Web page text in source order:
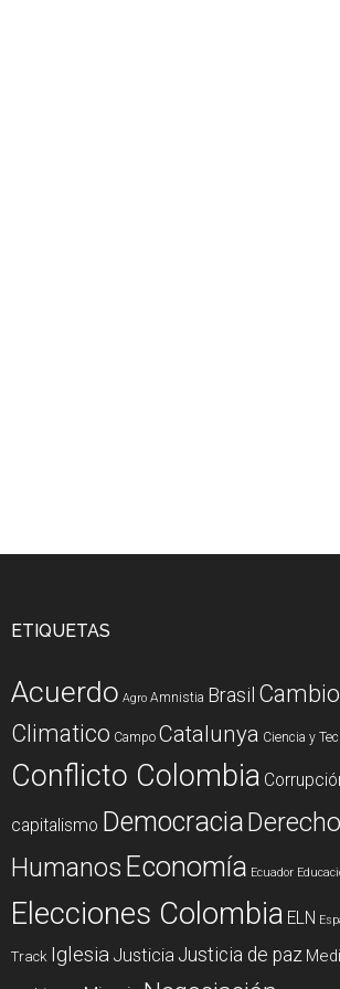
ETIQUETAS
Acuerdo Agro Amnistia Brasil Cambio
Climatico Campo Catalunya Ciencia y
Conflicto Colombia
capitalismo Democracia
Humanos Economía Ecuador
Elecciones Colombia ELN
Track Iglesia Justicia Justicia de paz